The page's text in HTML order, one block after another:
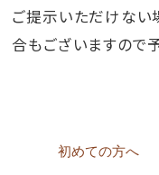
ご提示いただけない
合もございますので
初めての方へ